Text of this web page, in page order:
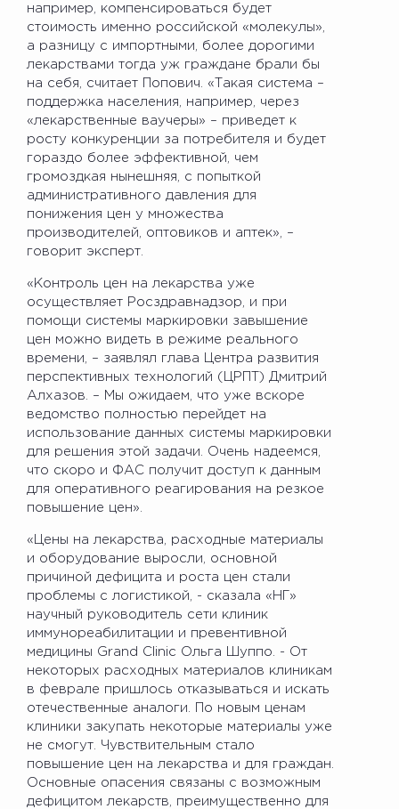
например, компенсироваться будет
стоимость именно российской «молекулы»,
а разницу с импортными, более дорогими
лекарствами тогда уж граждане брали бы
на себя, считает Попович. «Такая система –
поддержка населения, например, через
«лекарственные ваучеры» – приведет к
росту конкуренции за потребителя и будет
гораздо более эффективной, чем
громоздкая нынешняя, с попыткой
административного давления для
понижения цен у множества
производителей, оптовиков и аптек», –
говорит эксперт.
«Контроль цен на лекарства уже
осуществляет Росздравнадзор, и при
помощи системы маркировки завышение
цен можно видеть в режиме реального
времени, – заявлял глава Центра развития
перспективных технологий (ЦРПТ) Дмитрий
Алхазов. – Мы ожидаем, что уже вскоре
ведомство полностью перейдет на
использование данных системы маркировки
для решения этой задачи. Очень надеемся,
что скоро и ФАС получит доступ к данным
для оперативного реагирования на резкое
повышение цен».
«Цены на лекарства, расходные материалы
и оборудование выросли, основной
причиной дефицита и роста цен стали
проблемы с логистикой, - сказала «НГ»
научный руководитель сети клиник
иммунореабилитации и превентивной
медицины Grand Clinic Ольга Шуппо. - От
некоторых расходных материалов клиникам
в феврале пришлось отказываться и искать
отечественные аналоги. По новым ценам
клиники закупать некоторые материалы уже
не смогут. Чувствительным стало
повышение цен на лекарства и для граждан.
Основные опасения связаны с возможным
дефицитом лекарств, преимущественно для